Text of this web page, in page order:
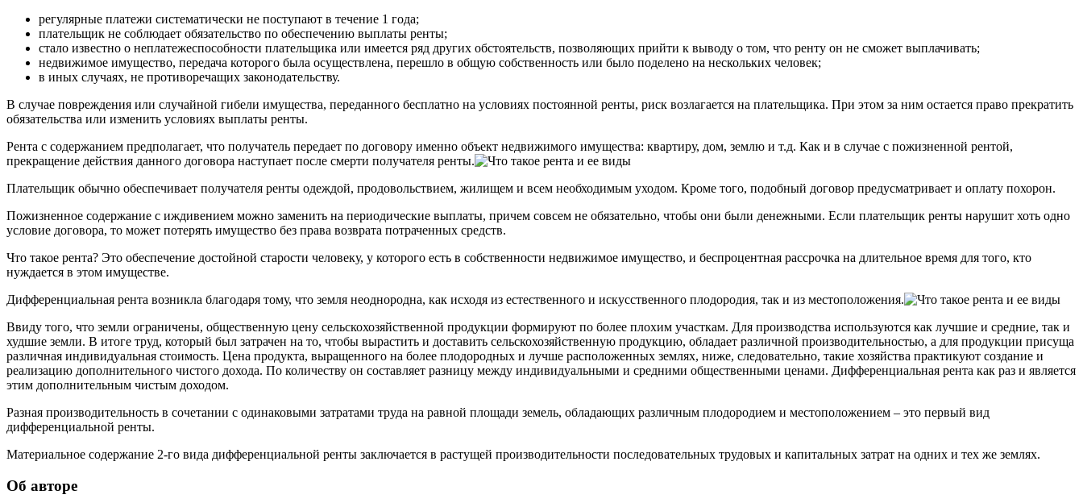
регулярные платежи систематически не поступают в течение 1 года;
плательщик не соблюдает обязательство по обеспечению выплаты ренты;
стало известно о неплатежеспособности плательщика или имеется ряд других обстоятельств, позволяющих прийти к выводу о том, что ренту он не сможет выплачивать;
недвижимое имущество, передача которого была осуществлена, перешло в общую собственность или было поделено на нескольких человек;
в иных случаях, не противоречащих законодательству.
В случае повреждения или случайной гибели имущества, переданного бесплатно на условиях постоянной ренты, риск возлагается на плательщика. При этом за ним остается право прекратить
обязательства или изменить условиях выплаты ренты.
Рента с содержанием предполагает, что получатель передает по договору именно объект недвижимого имущества: квартиру, дом, землю и т.д. Как и в случае с пожизненной рентой,
прекращение действия данного договора наступает после смерти получателя ренты.
Плательщик обычно обеспечивает получателя ренты одеждой, продовольствием, жилищем и всем необходимым уходом. Кроме того, подобный договор предусматривает и оплату похорон.
Пожизненное содержание с иждивением можно заменить на периодические выплаты, причем совсем не обязательно, чтобы они были денежными. Если плательщик ренты нарушит хоть одно
условие договора, то может потерять имущество без права возврата потраченных средств.
Что такое рента? Это обеспечение достойной старости человеку, у которого есть в собственности недвижимое имущество, и беспроцентная рассрочка на длительное время для того, кто
нуждается в этом имуществе.
Дифференциальная рента возникла благодаря тому, что земля неоднородна, как исходя из естественного и искусственного плодородия, так и из местоположения.
Ввиду того, что земли ограничены, общественную цену сельскохозяйственной продукции формируют по более плохим участкам. Для производства используются как лучшие и средние, так и
худшие земли. В итоге труд, который был затрачен на то, чтобы вырастить и доставить сельскохозяйственную продукцию, обладает различной производительностью, а для продукции присуща
различная индивидуальная стоимость. Цена продукта, выращенного на более плодородных и лучше расположенных землях, ниже, следовательно, такие хозяйства практикуют создание и
реализацию дополнительного чистого дохода. По количеству он составляет разницу между индивидуальными и средними общественными ценами. Дифференциальная рента как раз и является
этим дополнительным чистым доходом.
Разная производительность в сочетании с одинаковыми затратами труда на равной площади земель, обладающих различным плодородием и местоположением – это первый вид
дифференциальной ренты.
Материальное содержание 2-го вида дифференциальной ренты заключается в растущей производительности последовательных трудовых и капитальных затрат на одних и тех же землях.
Об авторе